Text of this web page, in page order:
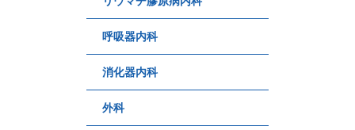
呼吸器内科
消化器内科
外科